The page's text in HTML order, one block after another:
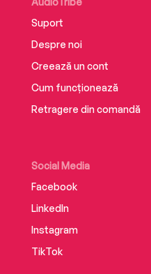
Suport
Despre noi
Creează un cont
Cum funcționează
Retragere din comandă
Social Media
Facebook
LinkedIn
Instagram
TikTok